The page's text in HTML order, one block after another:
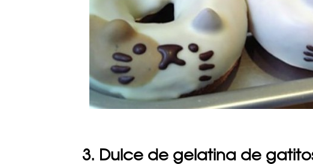
3. Dulce de gelatina de